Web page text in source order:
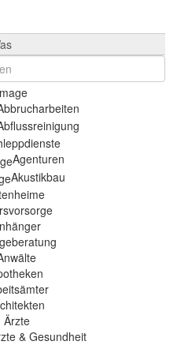
Agenturen
Akustikbau
Ärzte
& Gesundheit